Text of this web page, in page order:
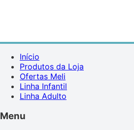
Início
Produtos da Loja
Ofertas Meli
Linha Infantil
Linha Adulto
Menu